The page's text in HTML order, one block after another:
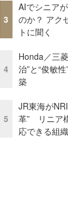
3
AIでシニア
のか？ アク
トに聞く
4
Honda／三
治”と“俊敏
築
5
JR東海が
革” リニア
応できる組